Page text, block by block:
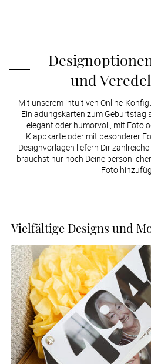
und
Mit unserem intuitiven Online-
Einladungskarten zum Geburtstag
elegant oder humorvoll, mit Foto
Klappkarte oder mit besonderer
Designvorlagen liefern Dir
brauchst nur noch Deine
Foto
Vielfältige Designs und